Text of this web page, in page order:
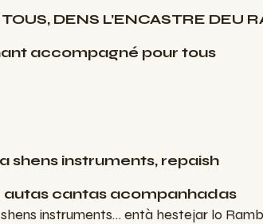
DENS L’ENCASTRE DEU
accompagné pour tous
shens instruments, repaish
autas cantas acompanhadas
instruments… entà hestejar lo